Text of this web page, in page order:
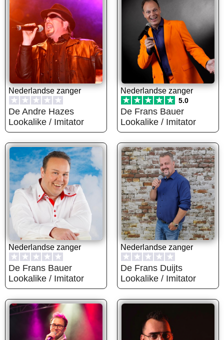
Nederlandse zanger
★ ★ ★ ★ ★
De Andre Hazes
Lookalike / Imitator
Nederlandse zanger
★ ★ ★ ★ ★ 5.0
De Frans Bauer
Lookalike / Imitator
Nederlandse zanger
★ ★ ★ ★ ★
De Frans Bauer
Lookalike / Imitator
Nederlandse zanger
★ ★ ★ ★ ★
De Frans Duijts
Lookalike / Imitator